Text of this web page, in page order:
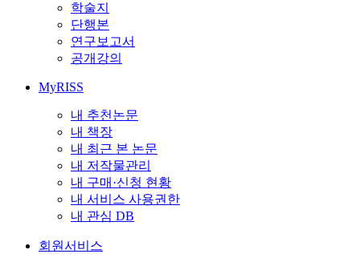
학술지
단행본
연구보고서
공개강의
MyRISS
내 추천논문
내 책장
내 최근 본 논문
내 저작물관리
내 구매·신청 현황
내 서비스 사용권한
내 관심 DB
회원서비스